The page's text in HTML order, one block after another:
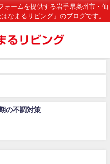
ォームを提供する岩手県奥州市・仙
なまるリビング』のブログです。
の不調対策